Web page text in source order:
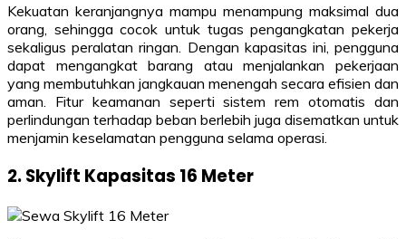
Kekuatan keranjangnya mampu menampung maksimal dua
orang, sehingga cocok untuk tugas pengangkatan pekerja
sekaligus peralatan ringan. Dengan kapasitas ini, pengguna
dapat mengangkat barang atau menjalankan pekerjaan
yang membutuhkan jangkauan menengah secara efisien dan
aman. Fitur keamanan seperti sistem rem otomatis dan
perlindungan terhadap beban berlebih juga disematkan untuk
menjamin keselamatan pengguna selama operasi.
2. Skylift Kapasitas 16 Meter